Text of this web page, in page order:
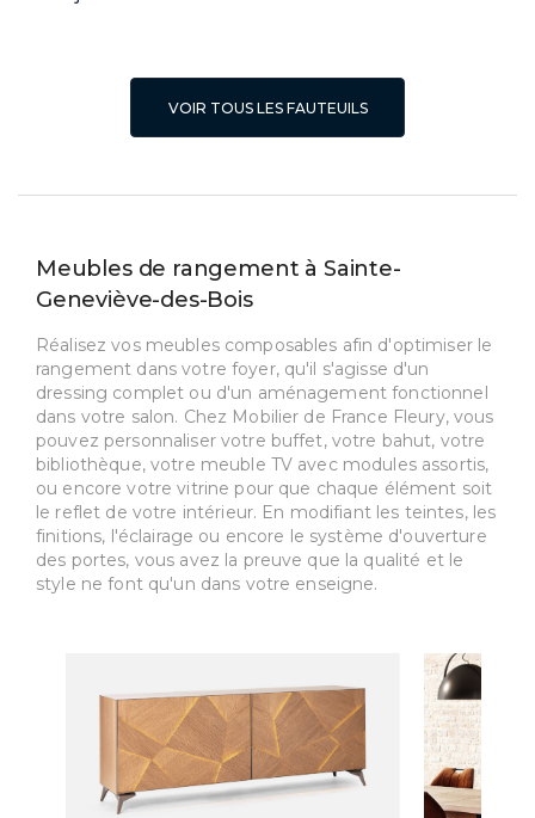
VOIR TOUS LES FAUTEUILS
Meubles de rangement à Sainte-
Geneviève-des-Bois
Réalisez vos meubles composables afin d'optimiser le
rangement dans votre foyer, qu'il s'agisse d'un
dressing complet ou d'un aménagement fonctionnel
dans votre salon. Chez Mobilier de France Fleury, vous
pouvez personnaliser votre buffet, votre bahut, votre
bibliothèque, votre meuble TV avec modules assortis,
ou encore votre vitrine pour que chaque élément soit
le reflet de votre intérieur. En modifiant les teintes, les
finitions, l'éclairage ou encore le système d'ouverture
des portes, vous avez la preuve que la qualité et le
style ne font qu'un dans votre enseigne.